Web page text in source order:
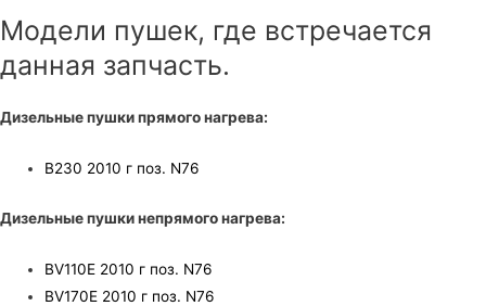
Модели пушек, где встречается
данная запчасть.
Дизельные пушки прямого нагрева:
B230 2010 г поз. N76
Дизельные пушки непрямого нагрева:
BV110E 2010 г поз. N76
BV170E 2010 г поз. N76